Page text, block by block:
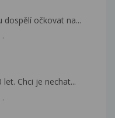
očkovat na...
Chci je nechat...